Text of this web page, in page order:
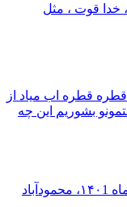
خدا قوت ، مثل
قطره اب میاد از
بشوریم این چه
فردا یکشنبه بیست و پنجم اردیبهشت ماه ۱۴۰1، محمودآباد